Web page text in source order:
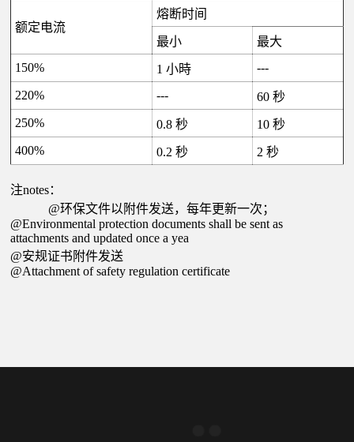
额定电流
熔断时间
最小
最大
150%
1 小時 ---
220% --- 60 秒
250%
0.8 秒 10 秒
400%
0.2 秒 2 秒
注notes：
@环保文件以附件发送，每年更新一次；
@Environmental protection documents shall be sent as
attachments and updated once a yea
@安规证书附件发送
@Attachment of safety regulation certificate